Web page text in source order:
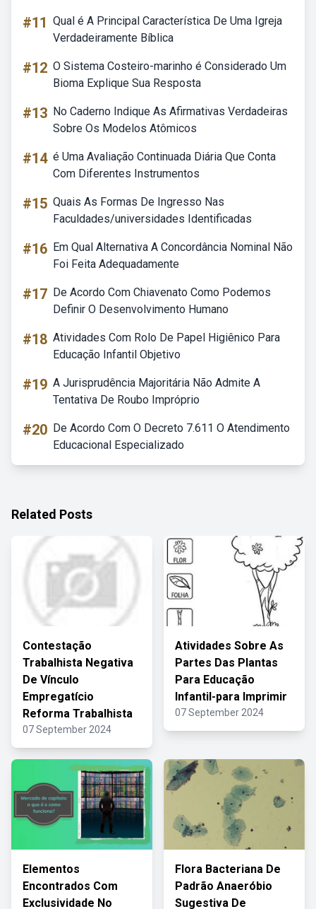
#11 Qual é A Principal Característica De Uma Igreja
Verdadeiramente Bíblica
#12 O Sistema Costeiro-marinho é Considerado Um
Bioma Explique Sua Resposta
#13 No Caderno Indique As Afirmativas Verdadeiras
Sobre Os Modelos Atômicos
#14 é Uma Avaliação Continuada Diária Que Conta
Com Diferentes Instrumentos
#15 Quais As Formas De Ingresso Nas
Faculdades/universidades Identificadas
#16 Em Qual Alternativa A Concordância Nominal Não
Foi Feita Adequadamente
#17 De Acordo Com Chiavenato Como Podemos
Definir O Desenvolvimento Humano
#18 Atividades Com Rolo De Papel Higiênico Para
Educação Infantil Objetivo
#19 A Jurisprudência Majoritária Não Admite A
Tentativa De Roubo Impróprio
#20 De Acordo Com O Decreto 7.611 O Atendimento
Educacional Especializado
Related Posts
Contestação
Trabalhista Negativa
De Vínculo
Empregatício
Reforma Trabalhista
07 September 2024
Atividades Sobre As
Partes Das Plantas
Para Educação
Infantil-para Imprimir
07 September 2024
Elementos
Encontrados Com
Exclusividade No
Flora Bacteriana De
Padrão Anaeróbio
Sugestiva De